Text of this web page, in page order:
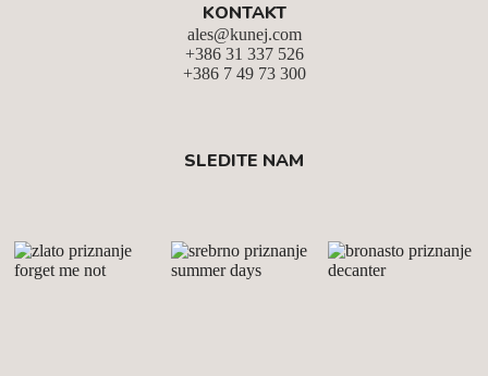
KONTAKT
ales@kunej.com
+386 31 337 526
+386 7 49 73 300
SLEDITE NAM